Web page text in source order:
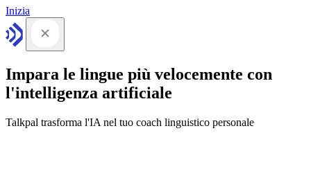
Inizia
Impara le lingue più velocemente con
l'intelligenza artificiale
Talkpal trasforma l'IA nel tuo coach linguistico personale